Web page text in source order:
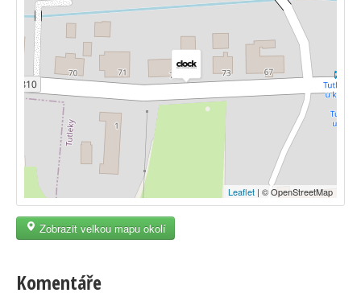
Leaflet | © OpenStreetMap
Zobrazit velkou mapu okolí
Komentáře